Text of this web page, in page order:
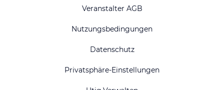
Veranstalter AGB
Nutzungsbedingungen
Datenschutz
Privatsphäre-Einstellungen